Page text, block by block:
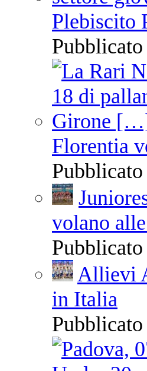
Plebiscito
Florentia
volano
Allievi
in Italia